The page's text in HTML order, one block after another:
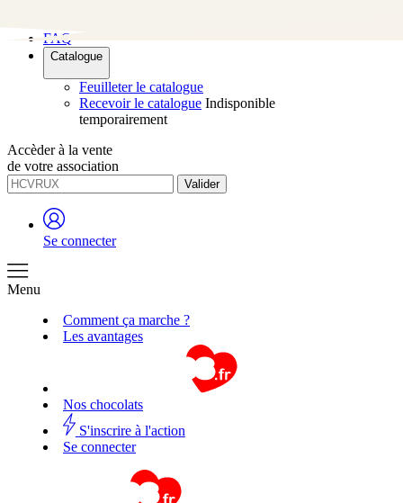
FAQ
Catalogue
Feuilleter le catalogue
Recevoir le catalogue Indisponible
temporairement
Accèder à la vente
de votre association
Valider
Se connecter
Menu
Comment ça marche ?
Les avantages
Nos chocolats
S'inscrire à l'action
Se connecter